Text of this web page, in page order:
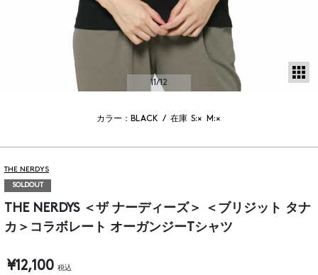
11/12
カラー：BLACK / 在庫 S:× M:×
THE NERDYS
SOLDOUT
THE NERDYS ＜ザ ナーディーズ＞ ＜ブリジット タナ
カ＞コラボレート オーガンジーTシャツ
¥12,100 税込